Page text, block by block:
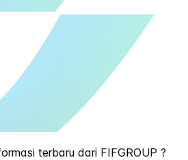
terbaru dari FIFGROUP ?